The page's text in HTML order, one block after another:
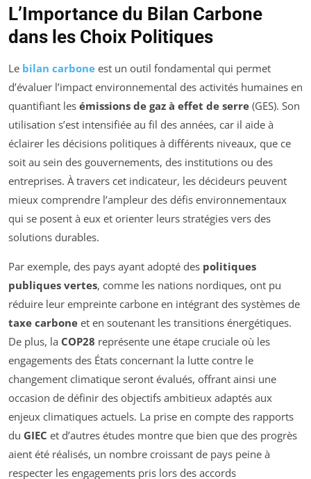
L’Importance du Bilan Carbone
dans les Choix Politiques
Le bilan carbone est un outil fondamental qui permet
d’évaluer l’impact environnemental des activités humaines en
quantifiant les émissions de gaz à effet de serre (GES). Son
utilisation s’est intensifiée au fil des années, car il aide à
éclairer les décisions politiques à différents niveaux, que ce
soit au sein des gouvernements, des institutions ou des
entreprises. À travers cet indicateur, les décideurs peuvent
mieux comprendre l’ampleur des défis environnementaux
qui se posent à eux et orienter leurs stratégies vers des
solutions durables.
Par exemple, des pays ayant adopté des politiques
publiques vertes, comme les nations nordiques, ont pu
réduire leur empreinte carbone en intégrant des systèmes de
taxe carbone et en soutenant les transitions énergétiques.
De plus, la COP28 représente une étape cruciale où les
engagements des États concernant la lutte contre le
changement climatique seront évalués, offrant ainsi une
occasion de définir des objectifs ambitieux adaptés aux
enjeux climatiques actuels. La prise en compte des rapports
du GIEC et d’autres études montre que bien que des progrès
aient été réalisés, un nombre croissant de pays peine à
respecter les engagements pris lors des accords